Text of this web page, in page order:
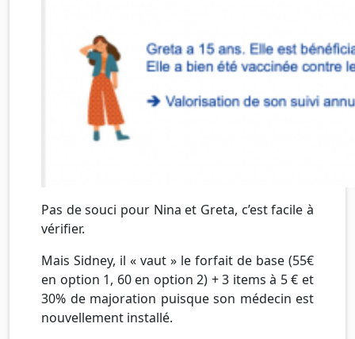
Pas de souci pour Nina et Greta, c’est facile à
vérifier.
Mais Sidney, il « vaut » le forfait de base (55€
en option 1, 60 en option 2) + 3 items à 5 € et
30% de majoration puisque son médecin est
nouvellement installé.